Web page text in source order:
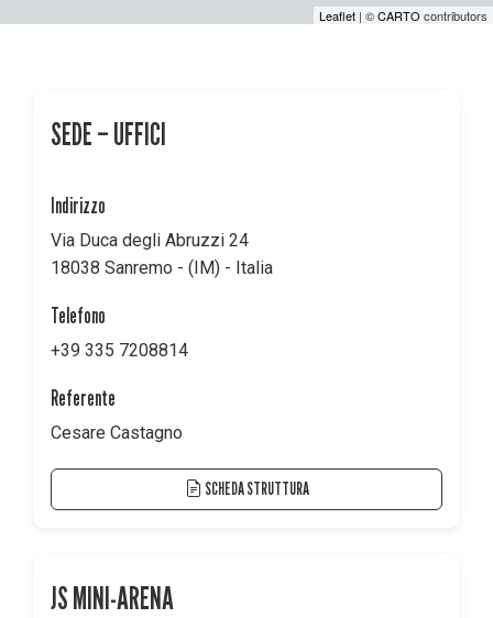
Leaflet | ©CARTO contributors
SEDE – UFFICI
Indirizzo
Via Duca degli Abruzzi 24
18038 Sanremo - (IM) - Italia
Telefono
+39 335 7208814
Referente
Cesare Castagno
SCHEDA STRUTTURA
JS MINI-ARENA